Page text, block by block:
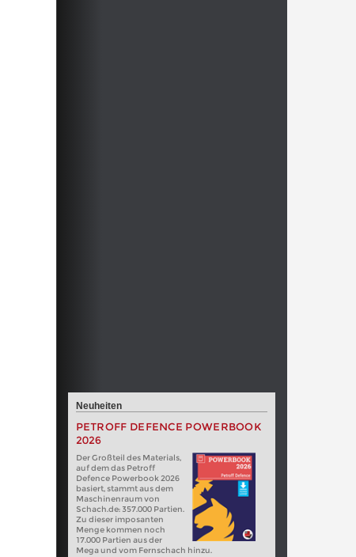
Neuheiten
PETROFF DEFENCE POWERBOOK
2026
Der Großteil des Materials,
auf dem das Petroff
Defence Powerbook 2026
basiert, stammt aus dem
Maschinenraum von
Schach.de: 357.000 Partien.
Zu dieser imposanten
Menge kommen noch
17.000 Partien aus der
Mega und vom Fernschach hinzu.